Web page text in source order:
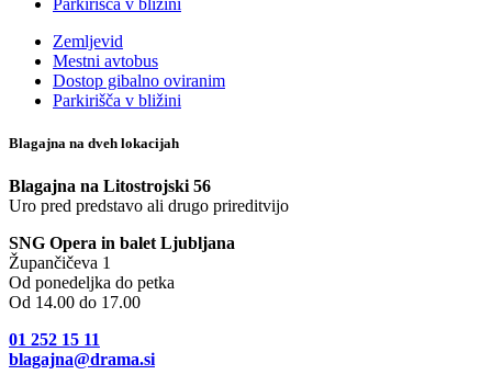
Parkirišča v bližini
Zemljevid
Mestni avtobus
Dostop gibalno oviranim
Parkirišča v bližini
Blagajna na dveh lokacijah
Blagajna na Litostrojski 56
Uro pred predstavo ali drugo prireditvijo
SNG Opera in balet Ljubljana
Župančičeva 1
Od ponedeljka do petka
Od 14.00 do 17.00
01 252 15 11
blagajna@drama.si